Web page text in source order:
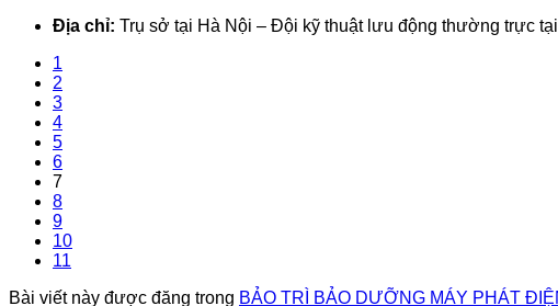
Địa chỉ: Trụ sở tại Hà Nội – Đội kỹ thuật lưu động thường trực
1
2
3
4
5
6
7
8
9
10
11
Bài viết này được đăng trong BẢO TRÌ BẢO DƯỠNG MÁY PHÁT